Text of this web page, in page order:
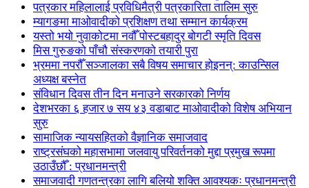
पत्रकार महिलालाई प्रविधिमैत्री पत्रकारिता तालिम सुरु
म्यागङमा माओवादीको प्रशिक्षण तथा सम्मान कार्यक्रम
यस्तो भयो नुवाकोटमा नवौँ पोस्टबहादुर बोगटी स्मृति दिवस
मिस गुरुङको पाँचौ संस्करणको तयारी पुरा
भ्रममा नपरौँ सञ्जालका सबै विषय समाचार होइनन्: काउन्सिल
अध्यक्ष बस्नेत
संविधान दिवस तीन दिन मनाउने सरकारको निर्णय
देशभरका ६ हजार ७ सय ४३ वडाबाट माओवादीको विशेष अभियान
सुरु
सामाजिक न्यायसहितको वैज्ञानिक समाजवाद
राष्ट्रसंघको महासभामा जलवायु परिवर्तनको मुद्दा प्रमुख रूपमा
उठाउँछौँ : प्रधानमन्त्री
समाजवादी गणतन्त्रका लागि बलियो शक्ति आवश्यकः प्रधानमन्त्री